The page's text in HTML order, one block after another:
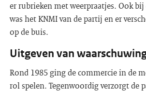
er rubrieken met weerpraatjes. Ook bij
was het KNMI van de partij en er
op de buis.
Uitgeven van
Rond 1985 ging de commercie in de
rol spelen. Tegenwoordig verzorgt de